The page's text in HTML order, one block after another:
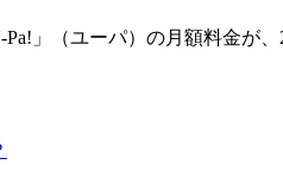
」（ユーパ）の月額料金が